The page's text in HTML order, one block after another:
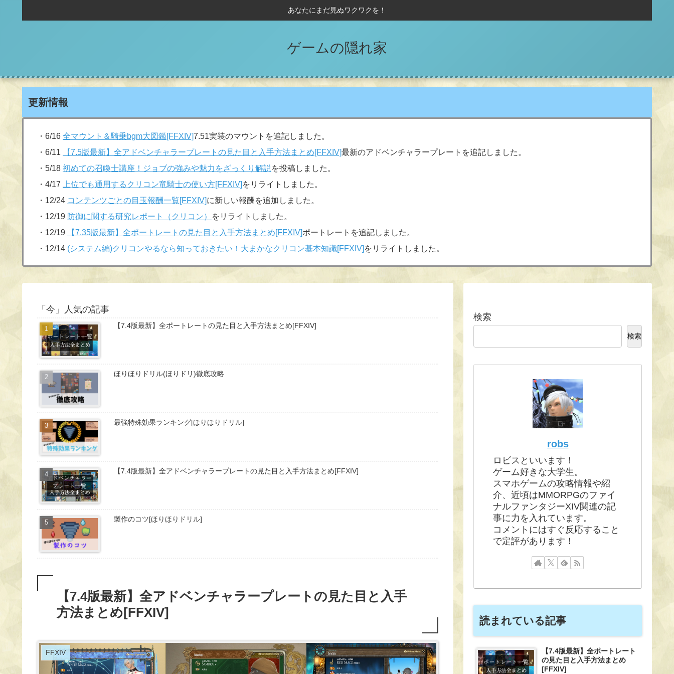
あなたにまだ見ぬワクワクを！
ゲームの隠れ家
更新情報
・6/16 全マウント＆騎乗bgm大図鑑[FFXIV]7.51実装のマウントを追記しました。
・6/11
【7.5版最新】全アドベンチャラープレートの見た目と入手方法まとめ[FFXIV]最新のアドベンチャラープレートを追記しました。
・5/18 初めての召喚士講座！ジョブの強みや魅力をざっくり解説 を投稿しました。
・4/17
上位でも通用するクリコン竜騎士の使い方[FFXIV] をリライトしました。
・12/24 コンテンツごとの目玉報酬一覧[FFXIV]に新しい報酬を追加しました。
・12/19 防御に関する研究レポート（クリコン）
をリライトしました。
・12/19
【7.35版最新】全ポートレートの見た目と入手方法まとめ[FFXIV]ポートレートを追記しました。
・12/14 (システム編)クリコンやるなら知っておきたい！大まかなクリコン基本知識[FFXIV] をリライトしました。
「今」人気の記事
【7.4版最新】全ポートレートの見た目と入手方法まとめ[FFXIV]
ほりほりドリル(ほりドリ)徹底攻略
最強特殊効果ランキング[ほりほりドリル]
【7.4版最新】全アドベンチャラープレートの見た目と入手方法まとめ[FFXIV]
製作のコツ[ほりほりドリル]
【7.4版最新】全アドベンチャラープレートの見た目と入手
方法まとめ[FFXIV]
FFXIV
検索
検索
robs
ロビスといいます！
ゲーム好きな大学生。
スマホゲームの攻略情報や紹
介、近頃はMMORPGのファイ
ナルファンタジーXIV関連の記
事に力を入れています。
コメントにはすぐ反応すること
で定評があります！
読まれている記事
【7.4版最新】全ポートレート
の見た目と入手方法まとめ
[FFXIV]